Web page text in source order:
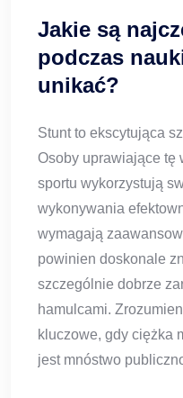
Jakie są
podczas
unikać?
Stunt to ekscytująca
Osoby uprawiające tę
sportu wykorzystują
wykonywania
wymagają
powinien doskonale
szczególnie dobrze
hamulcami.
kluczowe, gdy ciężka
jest mnóstwo